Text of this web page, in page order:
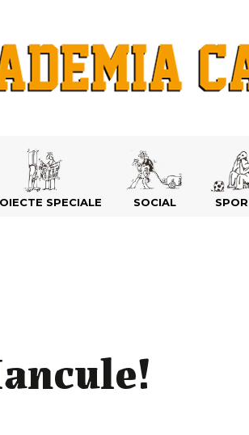
SPECIALE SOCIAL